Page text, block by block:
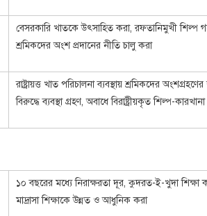
বেসরকারি খাতকে উৎসাহিত করা, রফতানিমুখী শিল্প
শ্রমিকদের অংশ প্রদানের নীতি চালু করা
রাষ্ট্রায়ত্ত খাত পরিচালনা ব্যবস্থায় শ্রমিকদের
বিরুদ্ধে ব্যবস্থা গ্রহণ, অবাধে বিরাষ্ট্রীয়কৃত শিল্প-
১০ বছরের মধ্যে নিরাক্ষরতা দূর, কুদরত-ই-খুদা শিক্ষা
মাদ্রাসা শিক্ষাকে উন্নত ও আধুনিক করা